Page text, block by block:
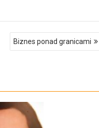
Biznes ponad granicami